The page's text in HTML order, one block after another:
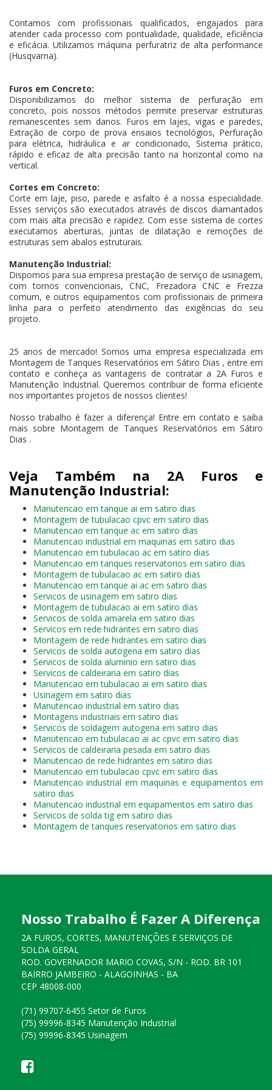
Contamos com profissionais qualificados, engajados para
atender cada processo com pontualidade, qualidade, eficiência
e eficácia. Utilizamos máquina perfuratriz de alta performance
(Husqvarna).
Furos em Concreto:
Disponibilizamos do melhor sistema de perfuração em
concreto, pois nossos métodos permite preservar estruturas
remanescentes sem danos. Furos em lajes, vigas e paredes,
Extração de corpo de prova ensaios tecnológios, Perfuração
para elétrica, hidráulica e ar condicionado, Sistema prático,
rápido e eficaz de alta precisão tanto na horizontal como na
vertical.
Cortes em Concreto:
Corte em laje, piso, parede e asfalto é a nossa especialidade.
Esses serviços são executados através de discos diamantados
com mais alta precisão e rapidez. Com esse sistema de cortes
executamos aberturas, juntas de dilatação e remoções de
estruturas sem abalos estruturais.
Manutenção Industrial:
Dispomos para sua empresa prestação de serviço de usinagem,
com tornos convencionais, CNC, Frezadora CNC e Frezza
comum, e outros equipamentos com profissionais de primeira
linha para o perfeito atendimento das exigências do seu
projeto.
25 anos de mercado! Somos uma empresa especializada em
Montagem de Tanques Reservatórios em Sátiro Dias , entre em
contato e conheça as vantagens de contratar a 2A Furos e
Manutenção Industrial. Queremos contribuir de forma eficiente
nos importantes projetos de nossos clientes!
Nosso trabalho é fazer a diferença! Entre em contato e saiba
mais sobre Montagem de Tanques Reservatórios em Sátiro
Dias .
Veja Também na 2A Furos e
Manutenção Industrial:
Manutencao em tanque ai em satiro dias
Montagem de tubulacao cpvc em satiro dias
Manutencao em tanque ac em satiro dias
Manutencao industrial em maquinas em satiro dias
Manutencao em tubulacao ac em satiro dias
Manutencao em tanques reservatorios em satiro dias
Montagem de tubulacao ac em satiro dias
Manutencao em tanque ai ac em satiro dias
Servicos de usinagem em satiro dias
Montagem de tubulacao ai em satiro dias
Servicos de solda amarela em satiro dias
Servicos em rede hidrantes em satiro dias
Montagem de rede hidrantes em satiro dias
Servicos de solda autogena em satiro dias
Servicos de solda aluminio em satiro dias
Servicos de caldeiraria em satiro dias
Manutencao em tubulacao ai em satiro dias
Usinagem em satiro dias
Manutencao industrial em satiro dias
Montagens industriais em satiro dias
Servicos de soldagem autogena em satiro dias
Manutencao em tubulacao ai ac cpvc em satiro dias
Servicos de caldeiraria pesada em satiro dias
Manutencao de rede hidrantes em satiro dias
Manutencao em tubulacao cpvc em satiro dias
Manutencao industrial em maquinas e equipamentos em
satiro dias
Manutencao industrial em equipamentos em satiro dias
Servicos de solda tig em satiro dias
Montagem de tanques reservatorios em satiro dias
Nosso Trabalho É Fazer A Diferença
2A FUROS, CORTES, MANUTENÇÕES E SERVIÇOS DE
SOLDA GERAL
ROD. GOVERNADOR MARIO COVAS, S/N - ROD. BR 101
BAIRRO JAMBEIRO - ALAGOINHAS - BA
CEP 48008-000
(71) 99707-6455 Setor de Furos
(75) 99996-8345 Manutenção Industrial
(75) 99996-8345 Usinagem